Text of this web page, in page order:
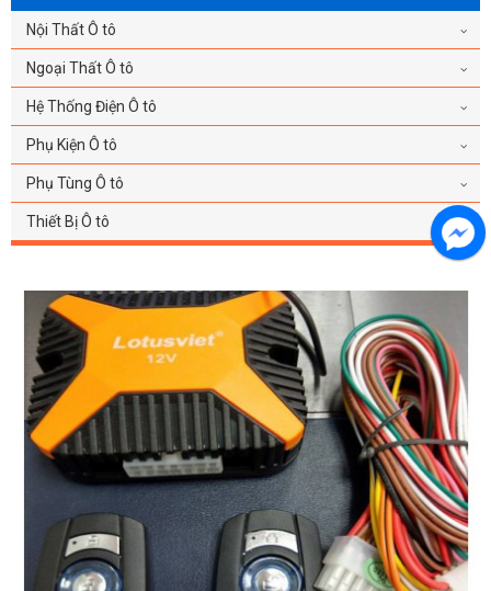
Nội Thất Ô tô
Ngoại Thất Ô tô
Hệ Thống Điện Ô tô
Phụ Kiện Ô tô
Phụ Tùng Ô tô
Thiết Bị Ô tô